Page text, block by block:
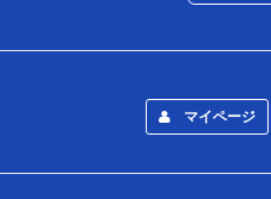
マイページ